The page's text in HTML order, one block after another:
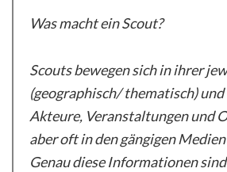
Was macht ein Scout?
Scouts bewegen sich in ihrer
(geographisch/ thematisch)
Akteure, Veranstaltungen und
aber oft in den gängigen
Genau diese Informationen